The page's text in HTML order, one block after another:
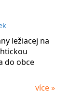
ležiacej na
do obce
více »